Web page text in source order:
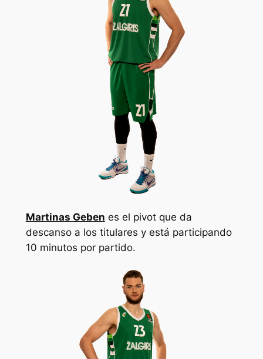
Martinas Geben es el pivot que da
descanso a los titulares y está participando
10 minutos por partido.